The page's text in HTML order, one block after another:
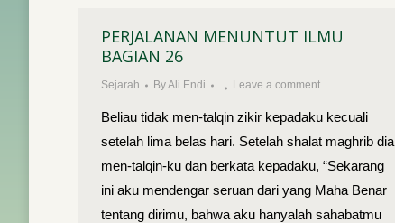
PERJALANAN MENUNTUT ILMU
BAGIAN 26
Sejarah ByAli Endi Leave a comment
Beliau tidak men-talqin zikir kepadaku kecuali
setelah lima belas hari. Setelah shalat maghrib dia
men-talqin-ku dan berkata kepadaku, “Sekarang
ini aku mendengar seruan dari yang Maha Benar
tentang dirimu, bahwa aku hanyalah sahabatmu